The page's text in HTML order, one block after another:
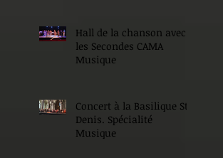
Hall de la chanson avec
les Secondes CAMA
Musique
Concert à la Basilique St
Denis. Spécialité
Musique